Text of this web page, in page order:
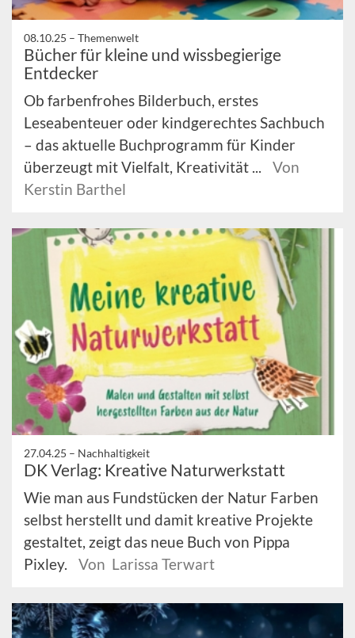
08.10.25 – Themenwelt
Bücher für kleine und wissbegierige
Entdecker
Ob farbenfrohes Bilderbuch, erstes
Leseabenteuer oder kindgerechtes Sachbuch
– das aktuelle Buchprogramm für Kinder
überzeugt mit Vielfalt, Kreativität ...
Von
Kerstin Barthel
27.04.25 – Nachhaltigkeit
DK Verlag: Kreative Naturwerkstatt
Wie man aus Fundstücken der Natur Farben
selbst herstellt und damit kreative Projekte
gestaltet, zeigt das neue Buch von Pippa
Pixley.
Von Larissa Terwart